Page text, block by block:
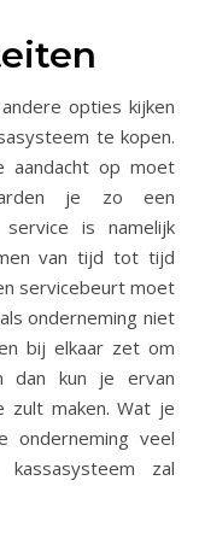
opties kijken
te kopen.
aandacht op moet
je zo een
is namelijk
van tijd tot tijd
servicebeurt moet
onderneming niet
bij elkaar zet om
dan kun je ervan
zult maken. Wat je
veel
zal